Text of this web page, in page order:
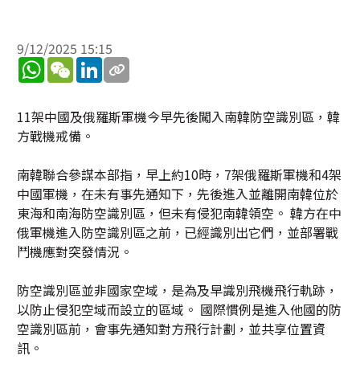
9/12/2025 15:15
WhatsApp
WeChatLinkedIn
11架中國及俄羅斯軍機今早先後闖入南韓防空識別區，韓
方戰機戒備。
南韓聯合參謀本部指，早上約10時，7架俄羅斯軍機和4架
中國軍機，在未有事先通知下，先後進入並離開南韓位於
東海和南海防空識別區，但未有侵犯南韓領空。 韓方在中
俄軍機進入防空識別區之前，已經識別出它們，並部署戰
鬥機應對突發情況。
防空識別區並非國家空域，是為及早識別飛機飛行軌跡，
以防止侵犯空域而設立的區域。 國際慣例是進入他國的防
空識別區前，會事先通知對方飛行計劃，並共享位置資
訊。